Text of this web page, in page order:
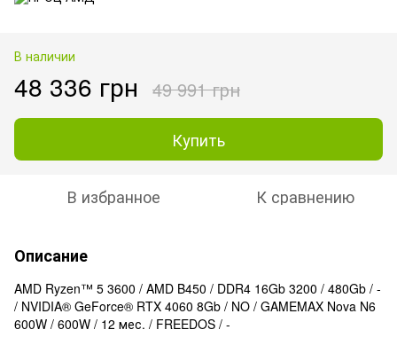
В наличии
48 336 грн 49 991 грн
Купить
В избранное К сравнению
Описание
AMD Ryzen™ 5 3600 / AMD B450 / DDR4 16Gb 3200 / 480Gb / -
/ NVIDIA® GeForce® RTX 4060 8Gb / NO / GAMEMAX Nova N6
600W / 600W / 12 мес. / FREEDOS / -